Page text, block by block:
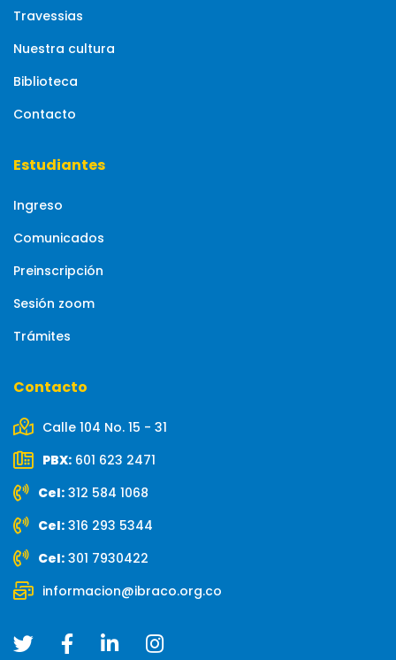
Travessias
Nuestra cultura
Biblioteca
Contacto
Estudiantes
Ingreso
Comunicados
Preinscripción
Sesión zoom
Trámites
Contacto
Calle 104 No. 15 - 31
PBX: 601 623 2471
Cel: 312 584 1068
Cel: 316 293 5344
Cel: 301 7930422
informacion@ibraco.org.co